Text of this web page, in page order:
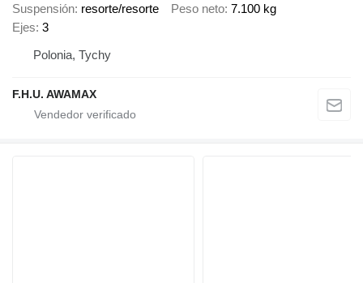
Suspensión resorte/resorte Peso neto 7.100 kg
Ejes 3
Polonia, Tychy
F.H.U. AWAMAX